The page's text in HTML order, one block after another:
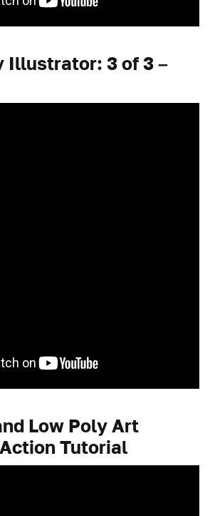
Illustrator: 3 of 3 –
Low Poly Art
Tutorial